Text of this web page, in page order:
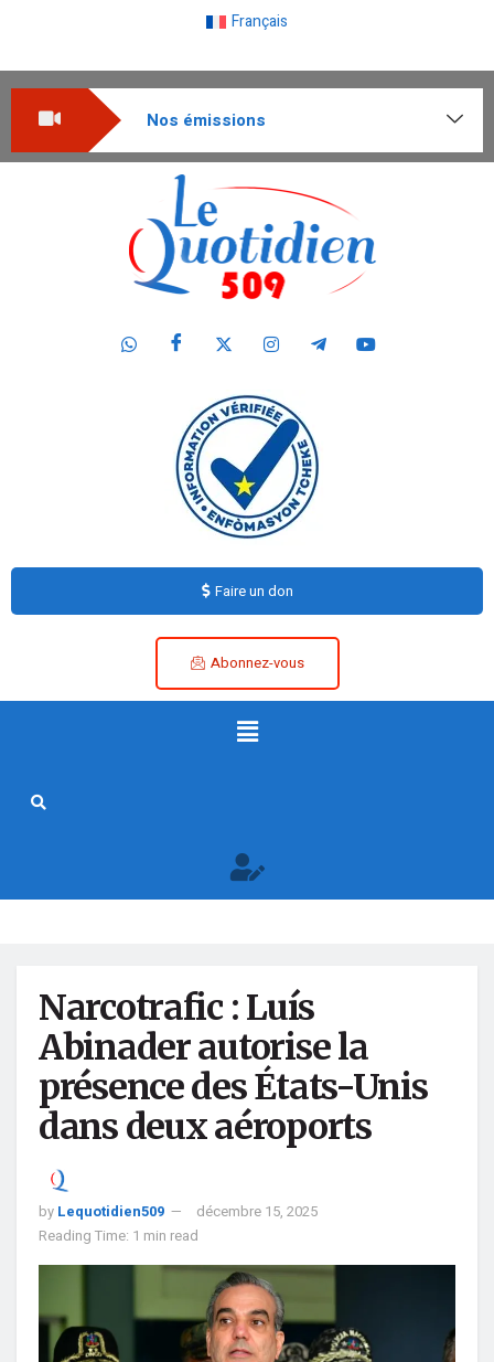
Français
Nos émissions
Faire un don
Abonnez-vous
Narcotrafic : Luís
Abinader autorise la
présence des États-Unis
dans deux aéroports
by Lequotidien509
décembre 15, 2025
Reading Time: 1 min read